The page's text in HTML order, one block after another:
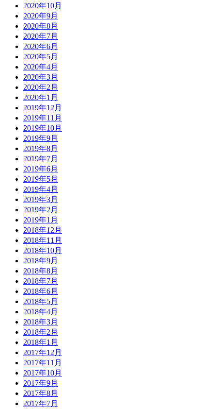
2020年10月
2020年9月
2020年8月
2020年7月
2020年6月
2020年5月
2020年4月
2020年3月
2020年2月
2020年1月
2019年12月
2019年11月
2019年10月
2019年9月
2019年8月
2019年7月
2019年6月
2019年5月
2019年4月
2019年3月
2019年2月
2019年1月
2018年12月
2018年11月
2018年10月
2018年9月
2018年8月
2018年7月
2018年6月
2018年5月
2018年4月
2018年3月
2018年2月
2018年1月
2017年12月
2017年11月
2017年10月
2017年9月
2017年8月
2017年7月